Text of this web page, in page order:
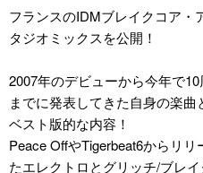
フランスのIDMブレイクコア・
タジオミックスを公開！
2007年のデビューから今年で
までに発表してきた自身の楽
ベスト版的な内容！
Peace OffやTigerbeat6からリ
たエレクトロとグリッチ/ブレ